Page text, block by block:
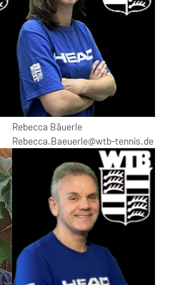
Rebecca Bäuerle
Rebecca.Baeuerle@wtb-tennis.de
Show larger version